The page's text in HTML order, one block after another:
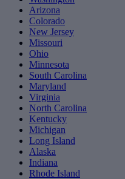
Arizona
Colorado
New Jersey
Missouri
Ohio
Minnesota
South Carolina
Maryland
Virginia
North Carolina
Kentucky
Michigan
Long Island
Alaska
Indiana
Rhode Island